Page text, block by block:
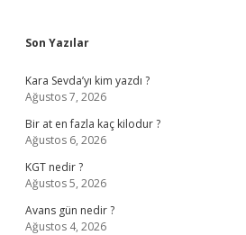
Sidebar
Son Yazılar
Kara Sevda’yı kim yazdı ?
Ağustos 7, 2026
Bir at en fazla kaç kilodur ?
Ağustos 6, 2026
KGT nedir ?
Ağustos 5, 2026
Avans gün nedir ?
Ağustos 4, 2026